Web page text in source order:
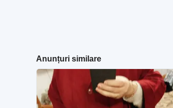
Anunțuri similare